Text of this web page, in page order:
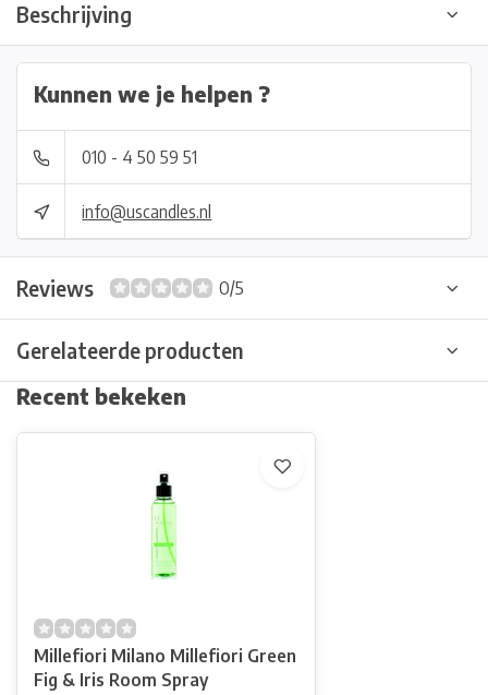
Beschrijving
Kunnen we je helpen ?
010 - 4 50 59 51
info@uscandles.nl
Reviews 0/5
Gerelateerde producten
Recent bekeken
Millefiori Milano Millefiori Green
Fig & Iris Room Spray